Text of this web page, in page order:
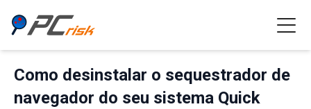
Como desinstalar o sequestrador de
navegador do seu sistema Quick